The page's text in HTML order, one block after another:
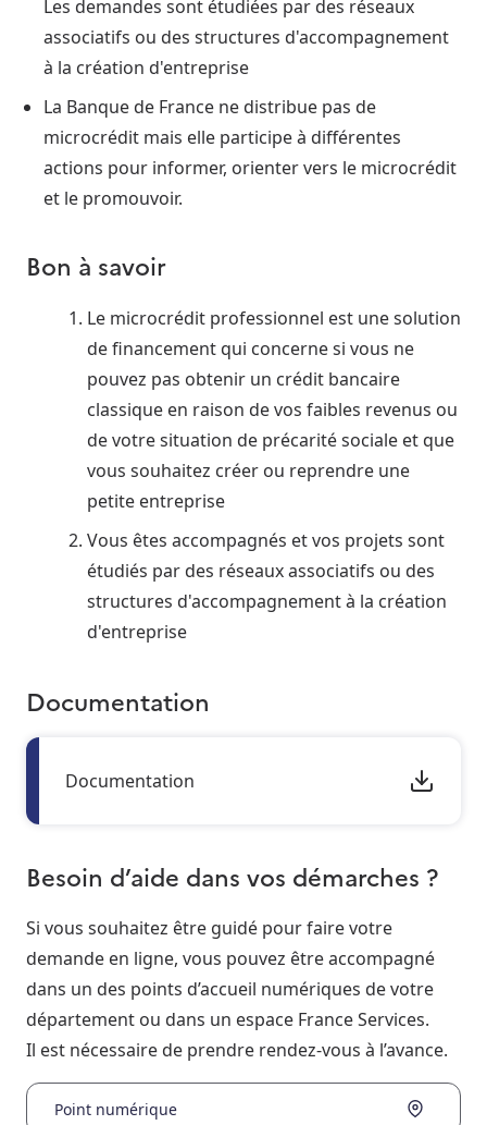
Les demandes sont étudiées par des réseaux
associatifs ou des structures d'accompagnement
à la création d'entreprise
La Banque de France ne distribue pas de
microcrédit mais elle participe à différentes
actions pour informer, orienter vers le microcrédit
et le promouvoir.
Bon à savoir
Le microcrédit professionnel est une solution
de financement qui concerne si vous ne
pouvez pas obtenir un crédit bancaire
classique en raison de vos faibles revenus ou
de votre situation de précarité sociale et que
vous souhaitez créer ou reprendre une
petite entreprise
Vous êtes accompagnés et vos projets sont
étudiés par des réseaux associatifs ou des
structures d'accompagnement à la création
d'entreprise
Documentation
Documentation
Besoin d’aide dans vos démarches ?
Si vous souhaitez être guidé pour faire votre
demande en ligne, vous pouvez être accompagné
dans un des points d’accueil numériques de votre
département ou dans un espace France Services.
Il est nécessaire de prendre rendez-vous à l’avance.
Point numérique